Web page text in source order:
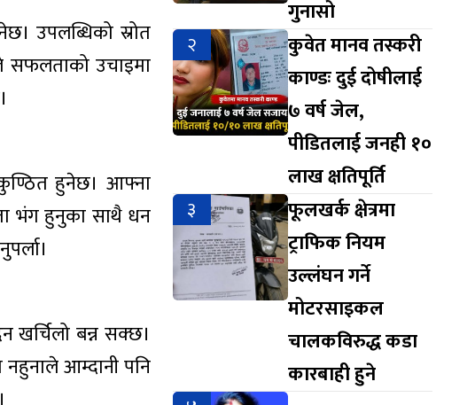
उपलब्धिको स्रोत
सफलताको उचाइमा
हुनेछ। आफ्ना
भंग हुनुका साथै धन
खर्चिलो बन्न सक्छ।
नहुनाले आम्दानी पनि
गुनासो
२
कुवेत मानव तस्करी
काण्डः दुई दोषीलाई
७ वर्ष जेल,
पीडितलाई जनही १०
लाख क्षतिपूर्ति
३
फूलखर्क क्षेत्रमा
ट्राफिक नियम
उल्लंघन गर्ने
मोटरसाइकल
चालकविरुद्ध कडा
कारबाही हुने